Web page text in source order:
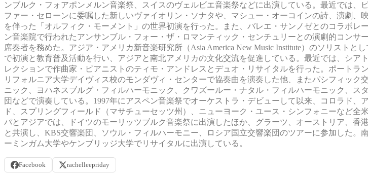
ンブルク・フォアポンメルン音楽祭、スイスのヴェルビエ音楽祭などに出演している。最近では、
ファー・セローンに委嘱した新しいヴァイオリン・ソナタや、マシュー・オーコインの詩、演劇、
を伴った「オルフィク・モーメント」の世界初演を行った。また、バレエ・サンノゼとのコラボレ
ン音楽院で行われたアンサンブル・フォー・ザ・ロマンティック・センチュリーとの演劇的コンサ
席奏者を務めた。アジア・アメリカ新音楽研究所（Asia America New Music Institute）のソリストと
で初演と教育普及活動を行い、アジアと南北アメリカの文化交流を促進している。最近では、シア
レクションで作曲家・ピアニストのティモ・アンドレスとデュオ・リサイタルを行った。ポートラ
リフォルニア大学デイヴィス校のモンダヴィ・センターで協奏曲を演奏した他、またパシフィック
ニック、ヨハネスブルグ・フィルハーモニック、クワズールー・ナタル・フィルハーモニック、ス
団などで演奏している。1997年にアスペン音楽祭でオーケストラ・デビューして以来、コロラド、
ド、スプリングフィールド（マサチューセッツ州）、ニューヨーク・ユース・シンフォニーなど全
パとアジアでは、ドイツのモーリッツブルク音楽祭に出演したほか、グラーツ、オーストリア、香
と共演し、KBS交響楽団、ソウル・フィルハーモニー、ロシア国立交響楽団のツアーに参加した。
ーミンガム大学やケンブリッジ大学でリサイタルに出演している。
Facebook rachelleepriday